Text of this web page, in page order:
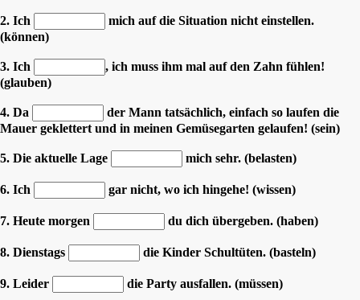
2. Ich
mich auf die Situation nicht einstellen.
(können)
3. Ich
, ich muss ihm mal auf den Zahn fühlen!
(glauben)
4. Da
der Mann tatsächlich, einfach so laufen die
Mauer geklettert und in meinen Gemüsegarten gelaufen! (sein)
5. Die aktuelle Lage mich sehr. (belasten)
6. Ich gar nicht, wo ich hingehe! (wissen)
7. Heute morgen du dich übergeben. (haben)
8. Dienstags die Kinder Schultüten. (basteln)
9. Leider die Party ausfallen. (müssen)